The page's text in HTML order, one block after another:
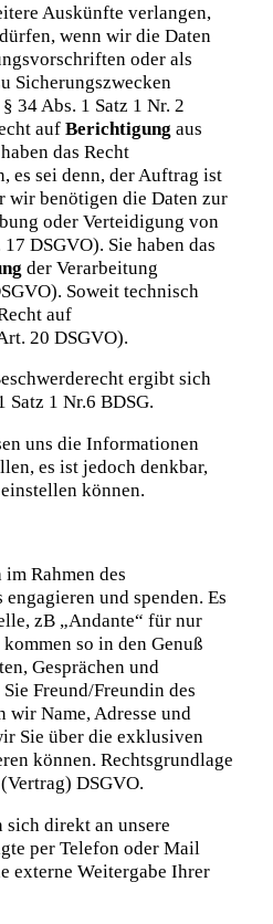
Auskünfte verlangen,
wenn wir die Daten
oder als
Sicherungszwecken
34 Abs. 1 Satz 1 Nr. 2
auf Berichtigung aus
das Recht
es sei denn, der Auftrag ist
wir benötigen die Daten zur
oder Verteidigung von
DSGVO). Sie haben das
der Verarbeitung
Soweit technisch
auf
20 DSGVO).
ergibt sich
Satz 1 Nr.6 BDSG.
uns die Informationen
es ist jedoch denkbar,
können.
Rahmen des
und spenden. Es
zB „Andante“ für nur
so in den Genuß
Gesprächen und
Freund/Freundin des
wir Name, Adresse und
Sie über die exklusiven
können. Rechtsgrundlage
DSGVO.
sich direkt an unsere
per Telefon oder Mail
externe Weitergabe Ihrer